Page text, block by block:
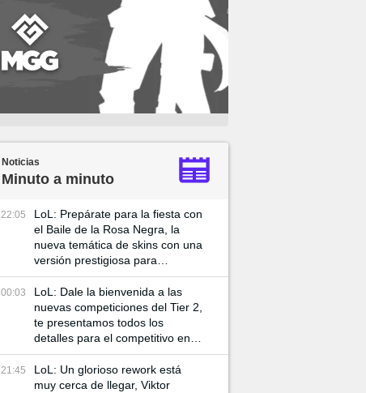
Noticias
Minuto a minuto
22:05
LoL: Prepárate para la fiesta con
el Baile de la Rosa Negra, la
nueva temática de skins con una
versión prestigiosa para
Katarian
00:03
LoL: Dale la bienvenida a las
nuevas competiciones del Tier 2,
te presentamos todos los
detalles para el competitivo en el
2025
21:45
LoL: Un glorioso rework está
muy cerca de llegar, Viktor